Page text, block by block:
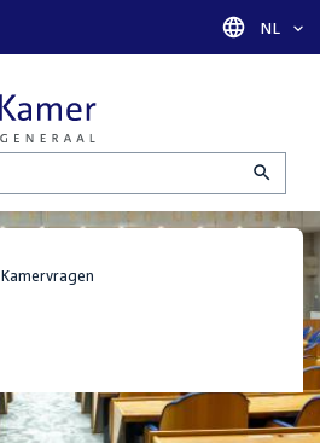
Taal
NL
Kamervragen